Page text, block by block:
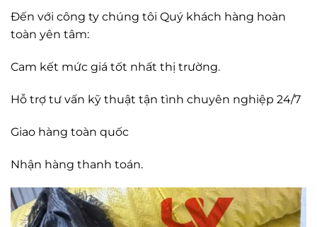
Đến với công ty chúng tôi Quý khách hàng hoàn
toàn yên tâm:
Cam kết mức giá tốt nhất thị trường.
Hỗ trợ tư vấn kỹ thuật tận tình chuyên nghiệp 24/7
Giao hàng toàn quốc
Nhận hàng thanh toán.